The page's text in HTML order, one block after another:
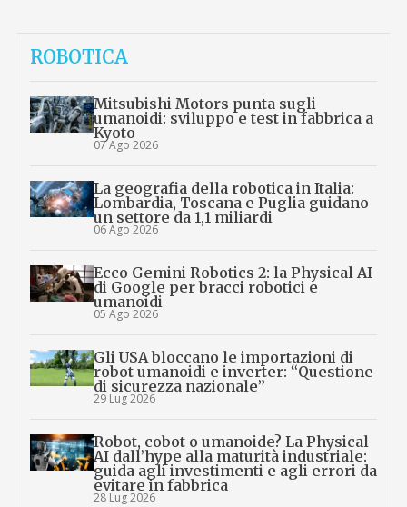
ROBOTICA
Mitsubishi Motors punta sugli
umanoidi: sviluppo e test in fabbrica a
Kyoto
07 Ago 2026
La geografia della robotica in Italia:
Lombardia, Toscana e Puglia guidano
un settore da 1,1 miliardi
06 Ago 2026
Ecco Gemini Robotics 2: la Physical AI
di Google per bracci robotici e
umanoidi
05 Ago 2026
Gli USA bloccano le importazioni di
robot umanoidi e inverter: “Questione
di sicurezza nazionale”
29 Lug 2026
Robot, cobot o umanoide? La Physical
AI dall’hype alla maturità industriale:
guida agli investimenti e agli errori da
evitare in fabbrica
28 Lug 2026